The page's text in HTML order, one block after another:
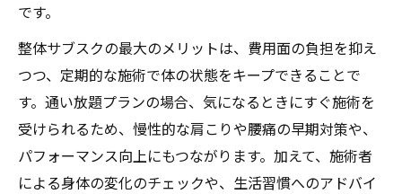
です。
整体サブスクの最大のメリットは、費用面の負担を抑え
つつ、定期的な施術で体の状態をキープできることで
す。通い放題プランの場合、気になるときにすぐ施術を
受けられるため、慢性的な肩こりや腰痛の早期対策や、
パフォーマンス向上にもつながります。加えて、施術者
による身体の変化のチェックや、生活習慣へのアドバイ